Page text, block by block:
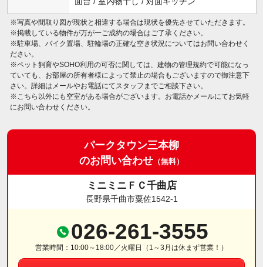
※写真や間取り図が現状と相違する場合は現状を優先させていただきます。
※掲載している物件が万が一ご成約の場合はご了承ください。
※駐車場、バイク置場、駐輪場の正確な空き状況についてはお問い合わせく
ださい。
※ペット飼育やSOHO利用の可否に関しては、建物の管理規約で可能になっ
ていても、お部屋の所有者様によって禁止の場合もございますので御注意下
さい。詳細はメールやお電話にてスタッフまでご相談下さい。
※こちら以外にも空室がある場合がございます。お電話かメールにてお気軽
にお問い合わせください。
パークタウン三本柳
のお問い合わせ （無料）
ミニミニＦＣ千曲店
長野県千曲市粟佐1542-1
026-261-3555
営業時間：10:00～18:00／火曜日（1～3月は休まず営業！）